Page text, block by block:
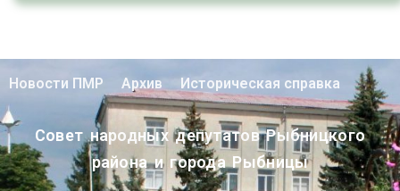
Новости ПМР Архив Историческая справка
Совет народных депутатов Рыбницкого
района и города Рыбницы